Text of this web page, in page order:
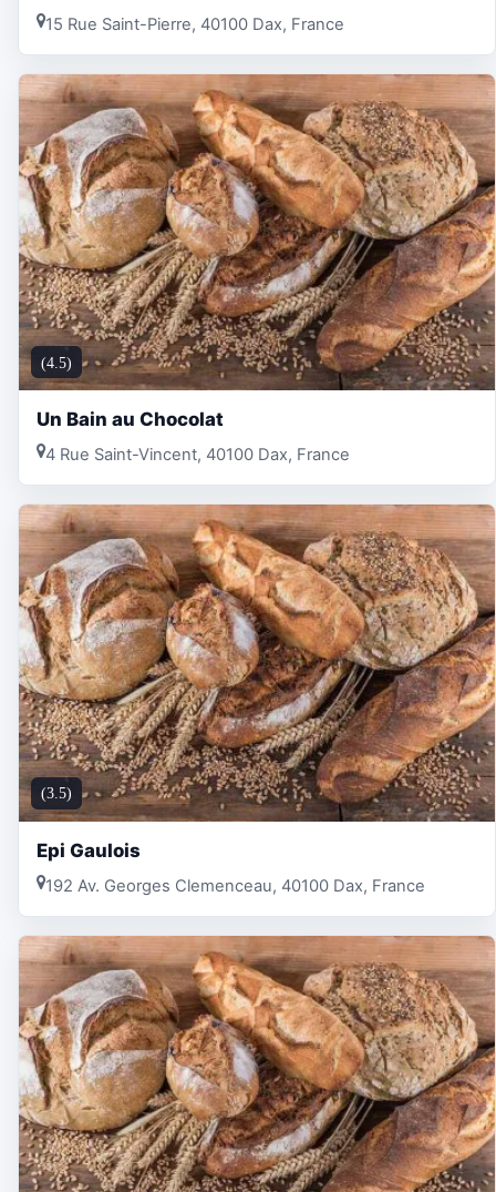
15 Rue Saint-Pierre, 40100 Dax, France
(4.5)
Un Bain au Chocolat
4 Rue Saint-Vincent, 40100 Dax, France
(3.5)
Epi Gaulois
192 Av. Georges Clemenceau, 40100 Dax, France